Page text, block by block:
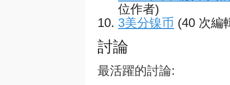
位作者)
3美分镍币 (40 次編
討論
最活躍的討論: